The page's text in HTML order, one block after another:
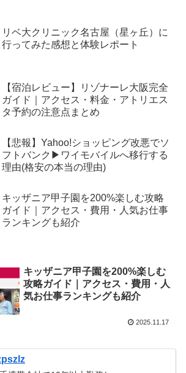
リベ大クリニック名古屋（星ヶ丘）に
行ってみた感想と体験レポート
【宿泊レビュー】リゾナーレ大阪完全
ガイド｜アクセス・料金・アトリエス
タ予約の注意点まとめ
【悲報】Yahoo!ショッピング改悪でソ
フトバンク▶︎ワイモバイルへ移行する
理由(格安の本当の理由)
キッザニア甲子園を200%楽しむ攻略
ガイド｜アクセス・費用・人気お仕事
ランキングも紹介
キッザニア甲子園を200%楽しむ
攻略ガイド｜アクセス・費用・人
気お仕事ランキングも紹介
2025.11.17